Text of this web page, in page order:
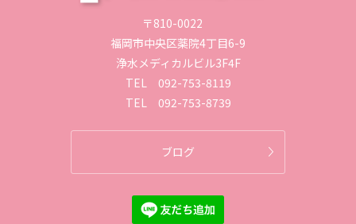
〒810-0022
福岡市中央区薬院4丁目6-9
浄水メディカルビル3F4F
TEL 092-753-8119
TEL 092-753-8739
ブログ